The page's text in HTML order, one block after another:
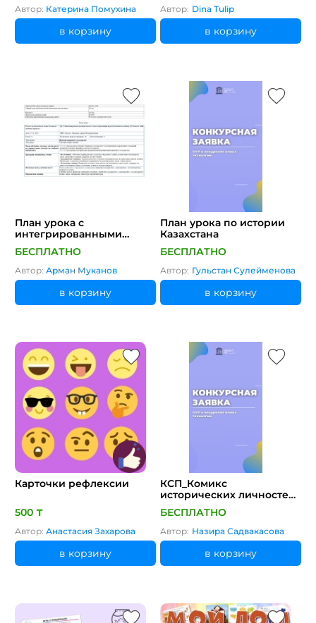
Автор: Катерина Помухина
в корзину
элементами ОУР
Автор: Dina Tulip
в корзину
План урока с
интегрированными
элементами ОУР плюс
видео
БЕСПЛАТНО
Автор: Арман Муканов
в корзину
План урока по истории
Казахстана
БЕСПЛАТНО
Автор: Гульстан Сулейменова
в корзину
Карточки рефлексии
500 ₸
Автор: Анастасия Захарова
в корзину
КСП_Комикс
исторических личностей
с интегрированными
элементами ОУР
БЕСПЛАТНО
Автор: Назира Садвакасова
в корзину